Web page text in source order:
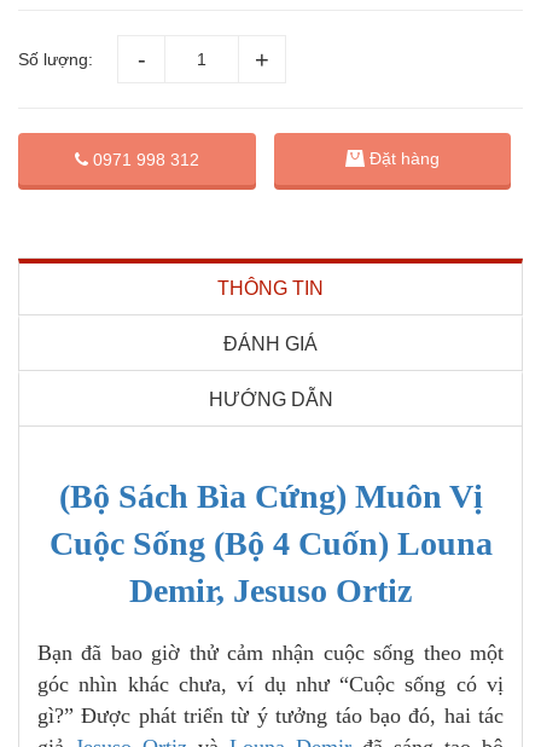
Số lượng:
0971 998 312 Đặt hàng
THÔNG TIN
ĐÁNH GIÁ
HƯỚNG DẪN
(Bộ Sách Bìa Cứng) Muôn Vị
Cuộc Sống (Bộ 4 Cuốn) Louna
Demir, Jesuso Ortiz
Bạn đã bao giờ thử cảm nhận cuộc sống theo một
góc nhìn khác chưa, ví dụ như “Cuộc sống có vị
gì?” Được phát triển từ ý tưởng táo bạo đó, hai tác